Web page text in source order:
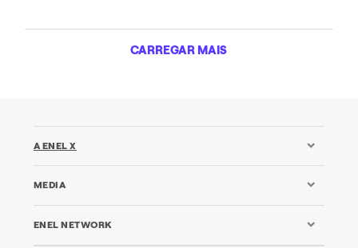
CARREGAR MAIS
A ENEL X
MEDIA
ENEL NETWORK